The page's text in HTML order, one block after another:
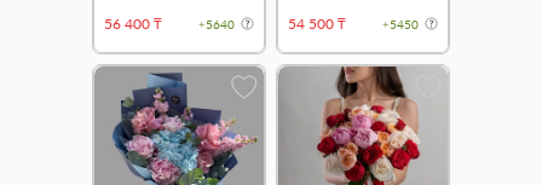
56 400 ₸ +5640
54 500 ₸
+5450